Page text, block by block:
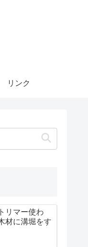
リンク
リマー使わ
材に溝堀をす